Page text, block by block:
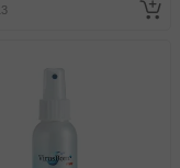
導致無法安排出貨，
，並將提供適當補